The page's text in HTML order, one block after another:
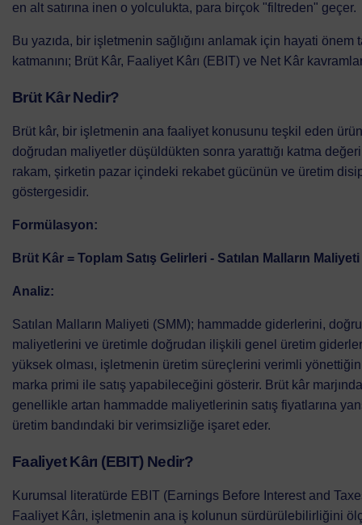
en alt satırına inen o yolculukta, para birçok "filtreden" geçer.
Bu yazıda, bir işletmenin sağlığını anlamak için hayati önem
katmanını; Brüt Kâr, Faaliyet Kârı (EBIT) ve Net Kâr
Brüt Kâr Nedir?
Brüt kâr, bir işletmenin ana faaliyet konusunu teşkil eden
doğrudan maliyetler düşüldükten sonra yarattığı katma
rakam, şirketin pazar içindeki rekabet gücünün ve üretim
göstergesidir.
Formülasyon:
Brüt Kâr = Toplam Satış Gelirleri - Satılan Malların Maliyeti
Analiz:
Satılan Malların Maliyeti (SMM); hammadde giderlerini,
maliyetlerini ve üretimle doğrudan ilişkili genel üretim
yüksek olması, işletmenin üretim süreçlerini verimli
marka primi ile satış yapabileceğini gösterir. Brüt kâr
genellikle artan hammadde maliyetlerinin satış fiyatlarına
üretim bandındaki bir verimsizliğe işaret eder.
Faaliyet Kârı (EBIT) Nedir?
Kurumsal literatürde EBIT (Earnings Before Interest and
Faaliyet Kârı, işletmenin ana iş kolunun sürdürülebilirliğini